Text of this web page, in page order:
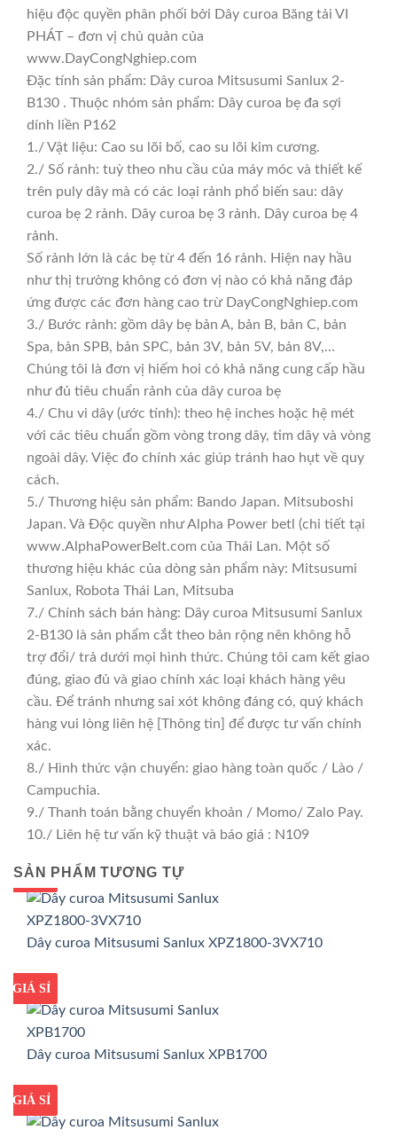
hiệu độc quyền phân phối bởi Dây curoa Băng tải VI
PHÁT – đơn vị chủ quản của
www.DayCongNghiep.com
Đặc tính sản phẩm: Dây curoa Mitsusumi Sanlux 2-
B130 . Thuộc nhóm sản phẩm: Dây curoa bẹ đa sợi
dính liền P162
1./ Vật liệu: Cao su lõi bố, cao su lõi kim cương.
2./ Số rảnh: tuỳ theo nhu cầu của máy móc và thiết kế
trên puly dây mà có các loại rảnh phổ biến sau: dây
curoa bẹ 2 rảnh. Dây curoa bẹ 3 rảnh. Dây curoa bẹ 4
rảnh.
Số rảnh lớn là các bẹ từ 4 đến 16 rảnh. Hiện nay hầu
như thị trường không có đơn vị nào có khả năng đáp
ứng được các đơn hàng cao trừ DayCongNghiep.com
3./ Bước rảnh: gồm dây bẹ bản A, bản B, bản C, bản
Spa, bản SPB, bản SPC, bản 3V, bản 5V, bản 8V,…
Chúng tôi là đơn vị hiếm hoi có khả năng cung cấp hầu
như đủ tiêu chuẩn rảnh của dây curoa bẹ
4./ Chu vi dây (ước tính): theo hệ inches hoặc hệ mét
với các tiêu chuẩn gồm vòng trong dây, tim dây và vòng
ngoài dây. Việc đo chính xác giúp tránh hao hụt về quy
cách.
5./ Thương hiệu sản phẩm: Bando Japan. Mitsuboshi
Japan. Và Độc quyền như Alpha Power betl (chi tiết tại
www.AlphaPowerBelt.com của Thái Lan. Một số
thương hiệu khác của dòng sản phẩm này: Mitsusumi
Sanlux, Robota Thái Lan, Mitsuba
7./ Chính sách bán hàng: Dây curoa Mitsusumi Sanlux
2-B130 là sản phẩm cắt theo bản rộng nên không hỗ
trợ đổi/ trả dưới mọi hình thức. Chúng tôi cam kết giao
đúng, giao đủ và giao chính xác loại khách hàng yêu
cầu. Để tránh nhưng sai xót không đáng có, quý khách
hàng vui lòng liên hệ [Thông tin] để được tư vấn chính
xác.
8./ Hình thức vận chuyển: giao hàng toàn quốc / Lào /
Campuchia.
9./ Thanh toán bằng chuyển khoản / Momo/ Zalo Pay.
10./ Liên hệ tư vấn kỹ thuật và báo giá : N109
SẢN PHẨM TƯƠNG TỰ
GIÁ TỐT
GIÁ SỈ
Dây curoa Mitsusumi Sanlux XPZ1800-3VX710
GIÁ TỐT
GIÁ SỈ
Dây curoa Mitsusumi Sanlux XPB1700
GIÁ TỐT
GIÁ SỈ